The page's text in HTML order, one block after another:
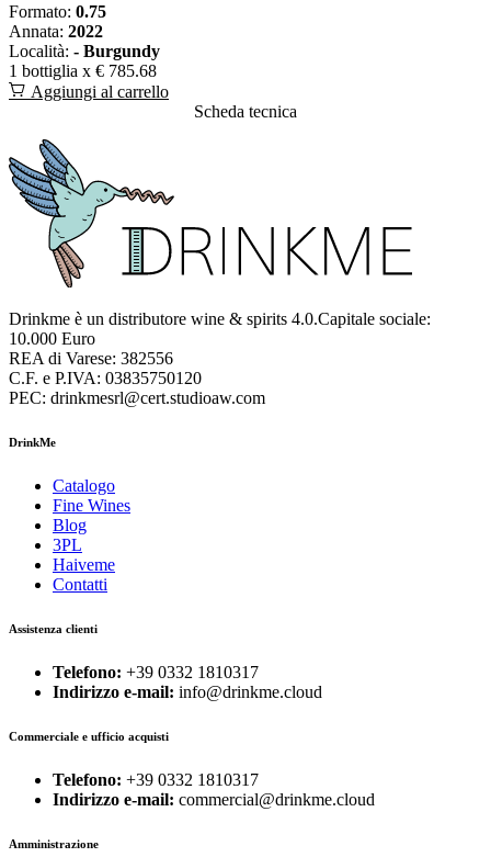
Formato: 0.75
Annata: 2022
Località: - Burgundy
1 bottiglia x € 785.68
Aggiungi al carrello
Scheda tecnica
Drinkme è un distributore wine & spirits 4.0.Capitale sociale:
10.000 Euro
REA di Varese: 382556
C.F. e P.IVA: 03835750120
PEC: drinkmesrl@cert.studioaw.com
DrinkMe
Catalogo
Fine Wines
Blog
3PL
Haiveme
Contatti
Assistenza clienti
Telefono: +39 0332 1810317
Indirizzo e-mail: info@drinkme.cloud
Commerciale e ufficio acquisti
Telefono: +39 0332 1810317
Indirizzo e-mail: commercial@drinkme.cloud
Amministrazione